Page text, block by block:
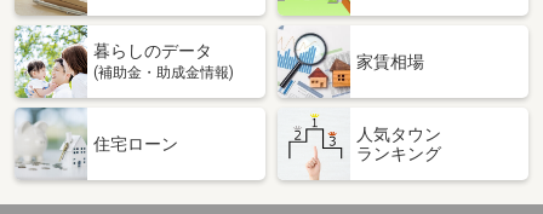
暮らしのデータ
(補助金・助成金情報)
家賃相場
住宅ローン
人気タウン
ランキング